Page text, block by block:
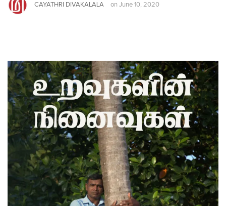
CAYATHRI DIVAKALALA on June 10, 2020